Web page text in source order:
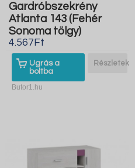
Gardróbszekrény
Atlanta 143 (Fehér
Sonoma tölgy)
4.567Ft
Ugrás a
boltba
Részletek
Butor1.hu